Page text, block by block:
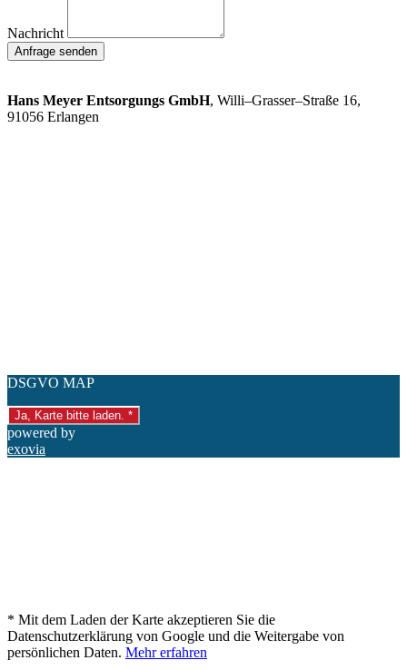
Nachricht
Anfrage senden
So finden Sie uns:
Hans Meyer Entsorgungs GmbH, Willi–Grasser–Straße 16,
91056 Erlangen
DSGVO MAP
Ja, Karte bitte laden. *
powered by
exovia
* Mit dem Laden der Karte akzeptieren Sie die
Datenschutzerklärung von Google und die Weitergabe von
persönlichen Daten. Mehr erfahren